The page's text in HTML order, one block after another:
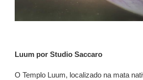
Luum por Studio Saccaro
O Templo Luum, localizado na mata